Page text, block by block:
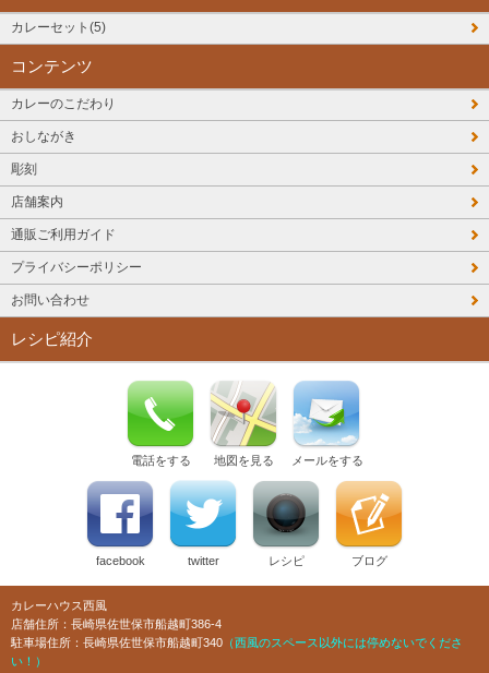
カレーセット(5)
コンテンツ
カレーのこだわり
おしながき
彫刻
店舗案内
通販ご利用ガイド
プライバシーポリシー
お問い合わせ
レシピ紹介
電話をする 地図を見る メールをする
facebook twitter レシピ ブログ
カレーハウス西風
店舗住所：長崎県佐世保市船越町386-4
駐車場住所：長崎県佐世保市船越町340 （西風のスペース以外には停めないでくださ
い！）